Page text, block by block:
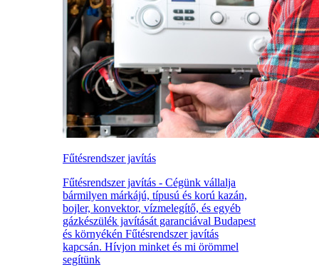
Fűtésrendszer javítás
Fűtésrendszer javítás - Cégünk vállalja
bármilyen márkájú, típusú és korú kazán,
bojler, konvektor, vízmelegítő, és egyéb
gázkészülék javítását garanciával Budapest
és környékén Fűtésrendszer javítás
kapcsán. Hívjon minket és mi örömmel
segítünk